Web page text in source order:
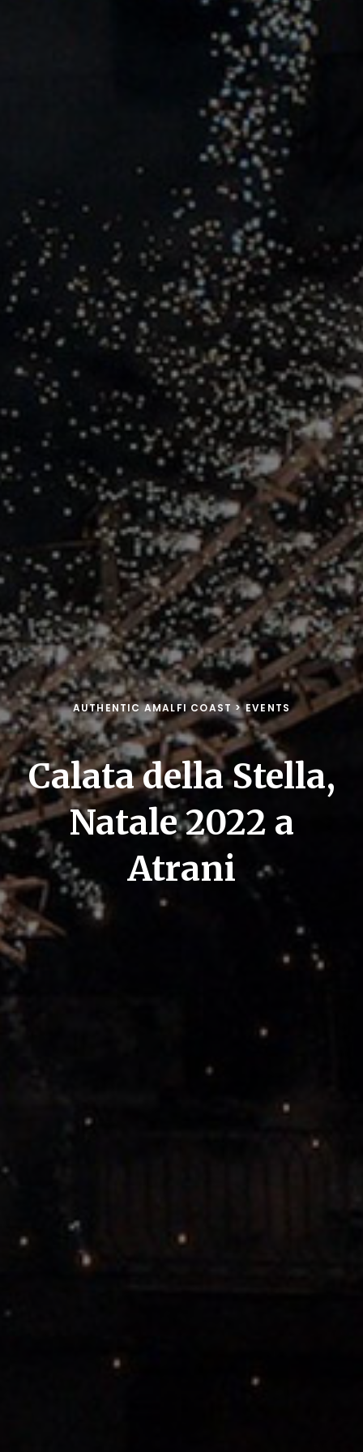
AUTHENTIC AMALFI COAST >EVENTS
Calata della Stella,
Natale 2022 a
Atrani